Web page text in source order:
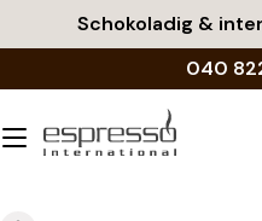
Inhalt
Schokoladig &
040